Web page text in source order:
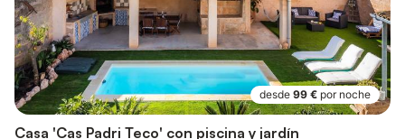
desde 99 € por noche
Casa 'Cas Padri Teco' con piscina y jardín